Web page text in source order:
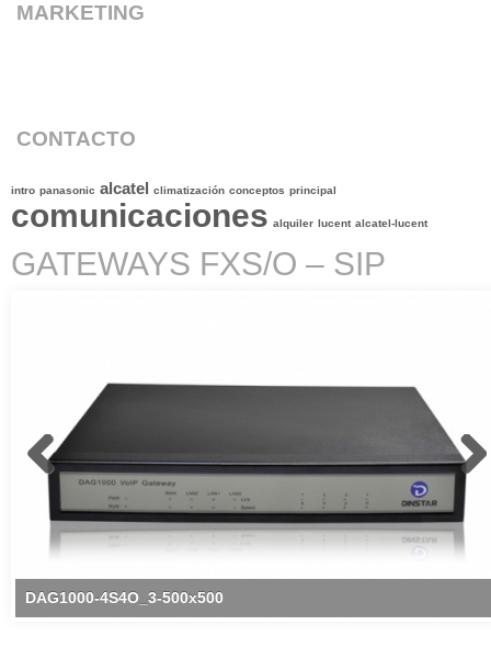
MARKETING
CONTACTO
intro panasonic alcatel climatización conceptos principal
comunicaciones alquiler lucent alcatel-lucent
GATEWAYS FXS/O – SIP
DAG1000-4S4O_3-500x500